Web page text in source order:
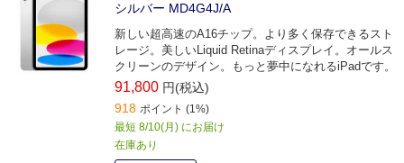
シルバー MD4G4J/A
新しい超高速のA16チップ。より多く保存できるスト
レージ。美しいLiquid Retinaディスプレイ。オールス
クリーンのデザイン。もっと夢中になれるiPadです。
91,800 円(税込)
918 ポイント (1%)
最短 8/10(月) にお届け
在庫あり